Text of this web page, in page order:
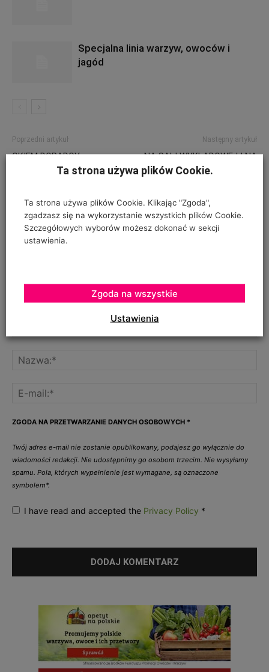
Specjalna linia warzyw, owoców i
jagód
Poprzedni artykuł
OKIEM DORADCY
Następny artykuł
NA SALI WYKŁADOWEJ I NA
POLU W ŻELAZOWEJ
ZOSTAW ODPOWIEDŹ
ZGODA NA PRZETWARZANIE DANYCH OSOBOWYCH *
Twój adres e-mail nie zostanie opublikowany, podajesz go wyłącznie do
wiadomości redakcji. Nie udostępnimy go osobom trzecim. Nie wysyłamy
spamu. Pola, których wypełnienie jest wymagane, są oznaczone
symbolem*.
I have read and accepted the Privacy Policy *
Ta strona używa plików Cookie.
Ta strona używa plików Cookie. Klikając "Zgoda",
zgadzasz się na wykorzystanie wszystkich plików Cookie.
Szczegółowych wyborów możesz dokonać w sekcji
ustawienia.
Ustawienia
Zgoda na wszystkie